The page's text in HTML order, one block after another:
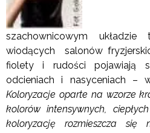
szachownicowym
wiodących salonów
fiolety i rudości pojawiają
odcieniach i nasyceniach –
Koloryzacje oparte na wzorze
kolorów intensywnych,
koloryzację rozmieszcza się